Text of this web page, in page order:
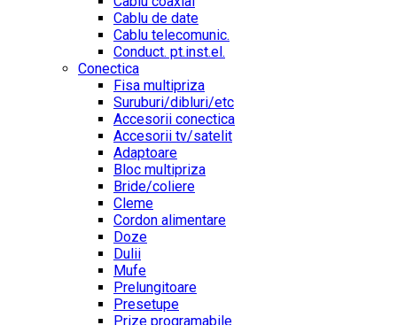
Cablu de date
Cablu telecomunic.
Conduct. pt.inst.el.
Conectica
Fisa multipriza
Suruburi/dibluri/etc
Accesorii conectica
Accesorii tv/satelit
Adaptoare
Bloc multipriza
Bride/coliere
Cleme
Cordon alimentare
Doze
Dulii
Mufe
Prelungitoare
Presetupe
Prize programabile